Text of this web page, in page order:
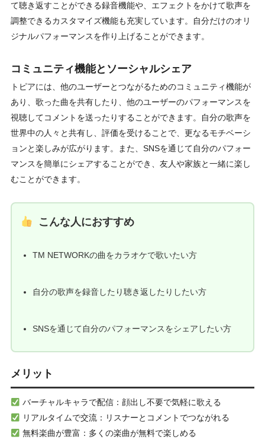
て聴き返すことができる録音機能や、エフェクトをかけて歌声を
調整できるカスタマイズ機能も充実しています。自分だけのオリ
ジナルパフォーマンスを作り上げることができます。
コミュニティ機能とソーシャルシェア
トピアには、他のユーザーとつながるためのコミュニティ機能が
あり、歌った曲を共有したり、他のユーザーのパフォーマンスを
視聴してコメントを送ったりすることができます。自分の歌声を
世界中の人々と共有し、評価を受けることで、更なるモチベーシ
ョンと楽しみが広がります。また、SNSを通じて自分のパフォー
マンスを簡単にシェアすることができ、友人や家族と一緒に楽し
むことができます。
こんな人におすすめ
TM NETWORKの曲をカラオケで歌いたい方
自分の歌声を録音したり聴き返したりしたい方
SNSを通じて自分のパフォーマンスをシェアしたい方
メリット
バーチャルキャラで配信：顔出し不要で気軽に歌える
リアルタイムで交流：リスナーとコメントでつながれる
無料楽曲が豊富：多くの楽曲が無料で楽しめる